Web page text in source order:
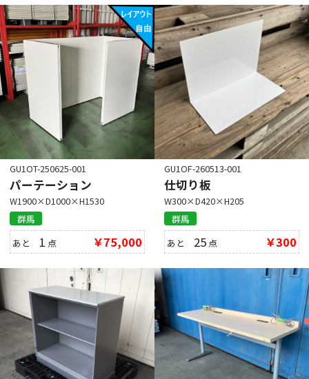
GU1OT-250625-001
パーテーション
W1900×D1000×H1530
群馬
あと 1 点 ￥75,000
GU1OF-260513-001
仕切り板
W300×D420×H205
群馬
あと 25 点 ￥300